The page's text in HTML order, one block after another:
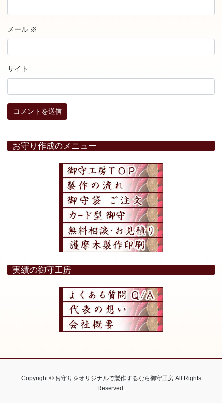
メール ※
サイト
お守り作成のメニュー
実績の御守工房
Copyright © お守りをオリジナルで製作するなら御守工房 All Rights
Reserved.